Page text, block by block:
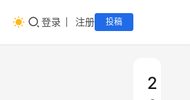
登录 注册 投稿
2